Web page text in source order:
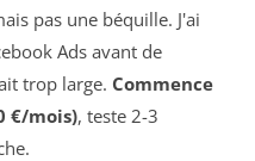
pas une béquille. J'ai
Ads avant de
trop large. Commence
€/mois), teste 2-3